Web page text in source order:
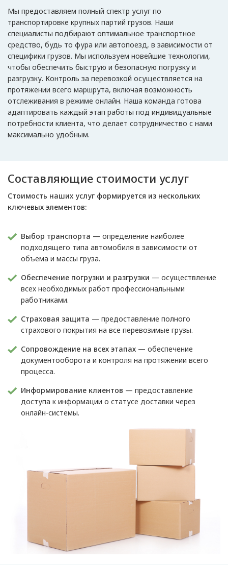
Мы предоставляем полный спектр услуг по
транспортировке крупных партий грузов. Наши
специалисты подбирают оптимальное транспортное
средство, будь то фура или автопоезд, в зависимости от
специфики грузов. Мы используем новейшие технологии,
чтобы обеспечить быструю и безопасную погрузку и
разгрузку. Контроль за перевозкой осуществляется на
протяжении всего маршрута, включая возможность
отслеживания в режиме онлайн. Наша команда готова
адаптировать каждый этап работы под индивидуальные
потребности клиента, что делает сотрудничество с нами
максимально удобным.
Составляющие стоимости услуг
Стоимость наших услуг формируется из нескольких
ключевых элементов:
Выбор транспорта — определение наиболее
подходящего типа автомобиля в зависимости от
объема и массы груза.
Обеспечение погрузки и разгрузки — осуществление
всех необходимых работ профессиональными
работниками.
Страховая защита — предоставление полного
страхового покрытия на все перевозимые грузы.
Сопровождение на всех этапах — обеспечение
документооборота и контроля на протяжении всего
процесса.
Информирование клиентов — предоставление
доступа к информации о статусе доставки через
онлайн-системы.